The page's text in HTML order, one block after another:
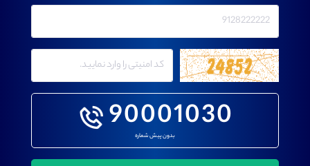
90001030
بدون پیش شماره